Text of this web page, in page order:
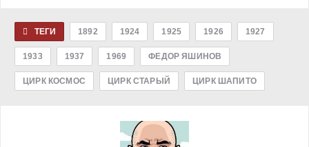
ТЕГИ 1892 1924 1925 1926 1927
1933 1937 1969 ФЕДОР ЯШИНОВ
ЦИРК КОСМОС ЦИРК СТАРЫЙ ЦИРК ШАПИТО